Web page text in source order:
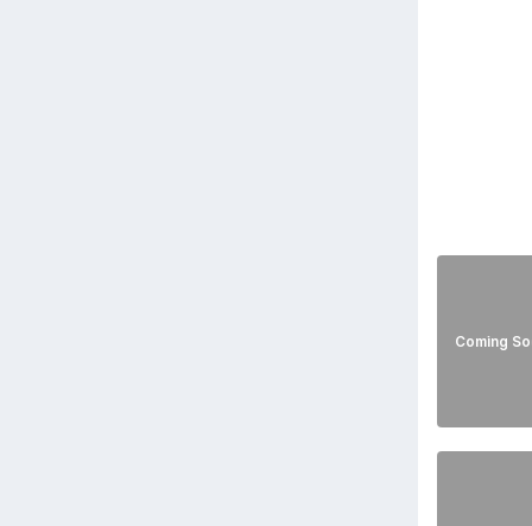
Coming